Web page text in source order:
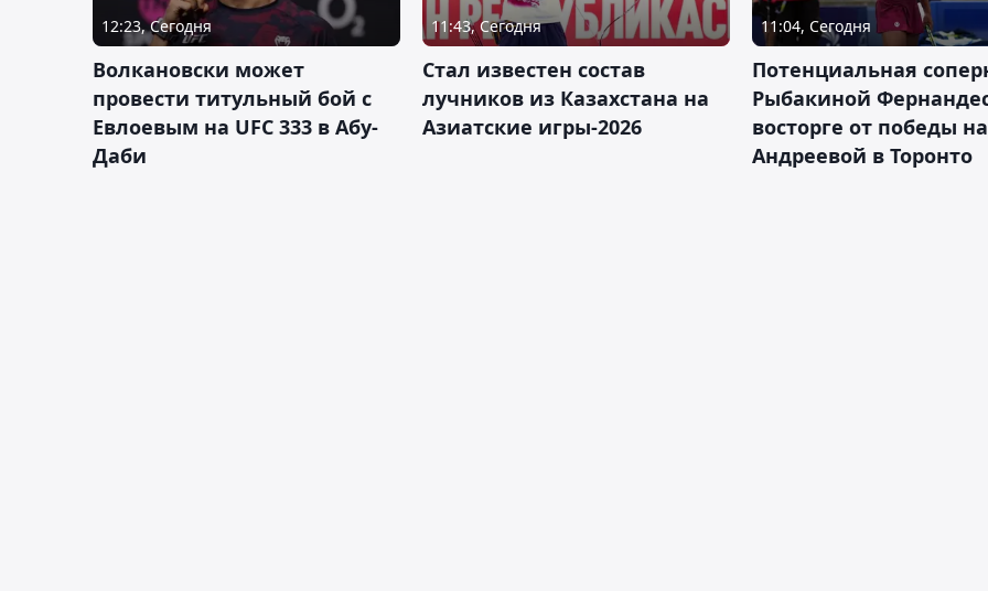
12:23, Сегодня
Волкановски может
провести титульный бой с
Евлоевым на UFC 333 в Абу-
Даби
11:43, Сегодня
Стал известен состав
лучников из Казахстана на
Азиатские игры-2026
11:04, Сегодня
Потенциальная
Рыбакиной
восторге от победы
Андреевой в Торонто